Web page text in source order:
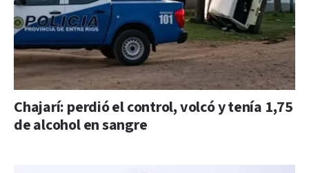
Chajarí: perdió el control, volcó y tenía 1,75
de alcohol en sangre